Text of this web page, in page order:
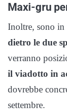
Maxi-gru
Inoltre, sono in
dietro le due
verranno
il viadotto in
dovrebbe
settembre.